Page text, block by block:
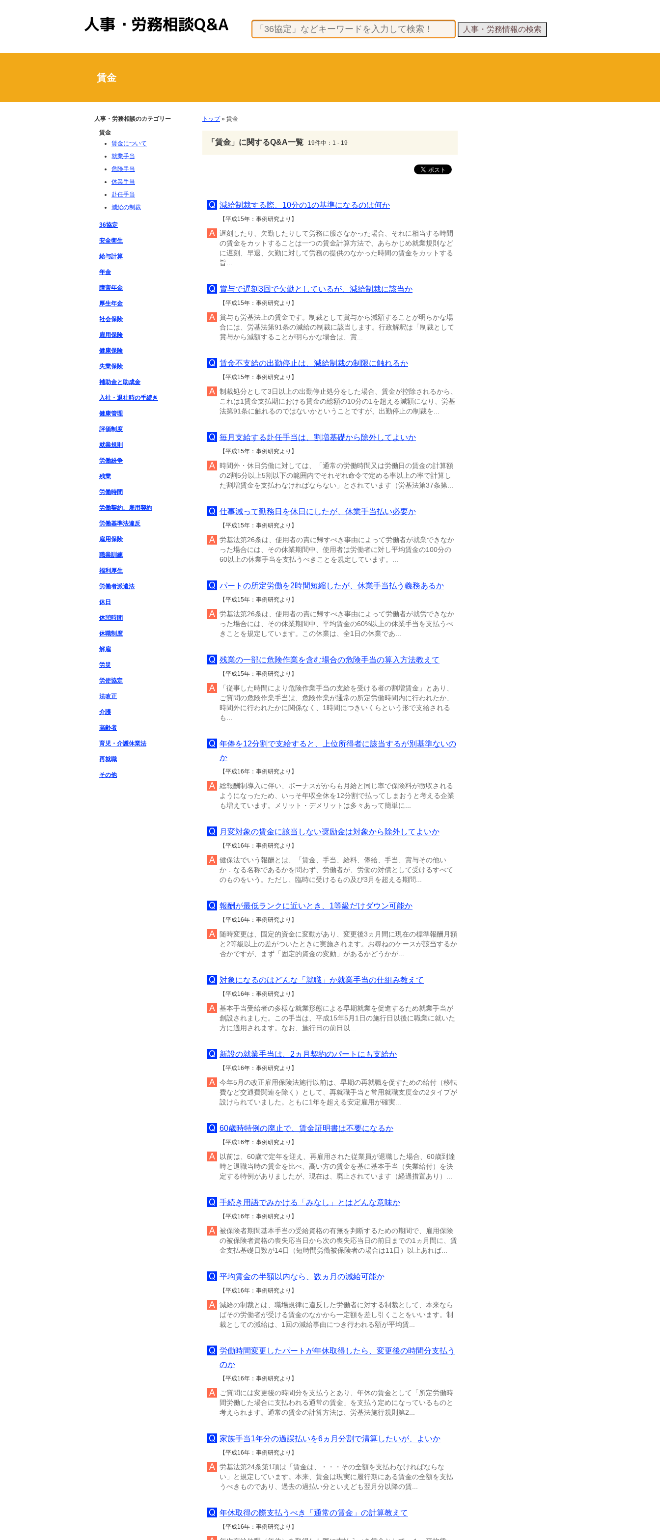
賃金
人事・労務相談Q&A
トップ» 賃金
「賃金」に関するQ&A一覧 19件中：1 - 19
減給制裁する際、10分の1の基準になるのは何か
【平成15年：事例研究より】
遅刻したり、欠勤したりして労務に服さなかった場合、それに相当する時間
の賃金をカットすることは一つの賃金計算方法で、あらかじめ就業規則など
に遅刻、早退、欠勤に対して労務の提供のなかった時間の賃金をカットする
旨...
賞与で遅刻3回で欠勤としているが、減給制裁に該当か
【平成15年：事例研究より】
賞与も労基法上の賃金です。制裁として賞与から減額することが明らかな場
合には、労基法第91条の減給の制裁に該当します。行政解釈は「制裁として
賞与から減額することが明らかな場合は、賞...
賃金不支給の出勤停止は、減給制裁の制限に触れるか
【平成15年：事例研究より】
制裁処分として3日以上の出勤停止処分をした場合、賃金が控除されるから、
これは1賃金支払期における賃金の総額の10分の1を超える減額になり、労基
法第91条に触れるのではないかということですが、出勤停止の制裁を...
毎月支給する赴任手当は、割増基礎から除外してよいか
【平成15年：事例研究より】
時間外・休日労働に対しては、「通常の労働時間又は労働日の賃金の計算額
の2割5分以上5割以下の範囲内でそれぞれ命令で定める率以上の率で計算し
た割増賃金を支払わなければならない」とされています（労基法第37条第...
仕事減って勤務日を休日にしたが、休業手当払い必要か
【平成15年：事例研究より】
労基法第26条は、使用者の責に帰すぺき事由によって労働者が就業できなか
った場合には、その休業期間中、使用者は労働者に対し平均賃金の100分の
60以上の休業手当を支払うべきことを規定しています。...
パートの所定労働を2時間短縮したが、休業手当払う義務あるか
【平成15年：事例研究より】
労基法第26条は、使用者の責に帰すべき事由によって労働者が就労できなか
った場合には、その休業期間中、平均賃金の60%以上の休業手当を支払うべ
きことを規定しています。この休業は、全1日の休業であ...
残業の一部に危険作業を含む場合の危険手当の算入方法教えて
【平成15年：事例研究より】
「従事した時間により危険作業手当の支給を受ける者の割増賃金」とあり、
ご質問の危険作業手当は、危険作業が通常の所定労働時間内に行われたか、
時間外に行われたかに関係なく、1時間につきいくらという形で支給される
も...
年俸を12分割で支給すると、上位所得者に該当するが別基準ないの
か
【平成16年：事例研究より】
総報酬制導入に伴い、ボーナスがからも月給と同じ率で保険料が徴収される
ようになったため、いっそ年収全休を12分割で払ってしまおうと考える企業
も増えています。メリット・デメリットは多々あって簡単に...
月変対象の賃金に該当しない奨励金は対象から除外してよいか
【平成16年：事例研究より】
健保法でいう報酬とは、「賃金、手当、給料、俸給、手当、賞与その他い
か．なる名称であるかを問わず、労働者が、労働の対償として受けるすべて
のものをいう。ただし、臨時に受けるもの及び3月を超える期問...
報酬が最低ランクに近いとき、1等級だけダウン可能か
【平成16年：事例研究より】
随時変更は、固定的資金に変動があり、変更後3ヵ月間に現在の標準報酬月額
と2等級以上の差がついたときに実施されます。お尋ねのケースが該当するか
否かですが、まず「固定的資金の変動」があるかどうかが...
対象になるのはどんな「就職」か就業手当の仕組み教えて
【平成16年：事例研究より】
基本手当受給者の多様な就業形態による早期就業を促進するため就業手当が
創設されました。この手当は、平成15年5月1日の施行日以後に職業に就いた
方に適用されます。なお、施行日の前日以...
新設の就業手当は、2ヵ月契約のパートにも支給か
【平成16年：事例研究より】
今年5月の改正雇用保険法施行以前は、早期の再就職を促すための給付（移転
費など交通費関連を除く）として、再就職手当と常用就職支度金の2タイプが
設けられていました。ともに1年を超える安定雇用が確実...
60歳時特例の廃止で、賃金証明書は不要になるか
【平成16年：事例研究より】
以前は、60歳で定年を迎え、再雇用された従業員が退職した場合、60歳到達
時と退職当時の賃金を比べ、高い方の賃金を基に基本手当（失業給付）を決
定する特例がありましたが、現在は、廃止されています（経過措置あり）...
手続き用語でみかける「みなし」とはどんな意味か
【平成16年：事例研究より】
被保険者期間基本手当の受給資格の有無を判断するための期間で、雇用保険
の被保険者資格の喪失応当日から次の喪失応当日の前日までの1ヵ月間に、賃
金支払基礎日数が14日（短時間労働被保険者の場合は11日）以上あれば...
平均賃金の半額以内なら、数ヵ月の減給可能か
【平成16年：事例研究より】
減給の制裁とは、職場規律に違反した労働者に対する制裁として、本来なら
ばその労働者が受ける賃金のなかから一定額を差し引くことをいいます。制
裁としての減給は、1回の減給事由につき行われる額が平均賃...
労働時間変更したパートが年休取得したら、変更後の時間分支払う
のか
【平成16年：事例研究より】
ご質問には変更後の時間分を支払うとあり、年休の賃金として「所定労働時
間労働した場合に支払われる通常の賃金」を支払う定めになっているものと
考えられます。通常の賃金の計算方法は、労基法施行規則第2...
家族手当1年分の過誤払いを6ヵ月分割で清算したいが、よいか
【平成16年：事例研究より】
労基法第24条第1項は「賃金は、・・・その全額を支払わなければならな
い」と規定しています。本来、賃金は現実に履行期にある賃金の全額を支払
うべきものであり、過去の過払い分といえども翌月分以降の賃...
年休取得の際支払うべき「通常の賃金」の計算教えて
【平成16年：事例研究より】
人事・労務相談のカテゴリー
賃金
賃金について
就業手当
危険手当
休業手当
赴任手当
減給の制裁
36協定
安全衛生
給与計算
年金
障害年金
厚生年金
社会保険
雇用保険
健康保険
失業保険
補助金と助成金
入社・退社時の手続き
健康管理
評価制度
就業規則
労働紛争
残業
労働時間
労働契約、雇用契約
労働基準法違反
雇用保険
職業訓練
福利厚生
労働者派遣法
休日
休憩時間
休職制度
解雇
労災
労使協定
法改正
介護
高齢者
育児・介護休業法
再就職
その他